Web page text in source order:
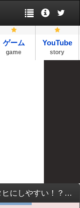
ゲーム
game
YouTube
story
【緊急】『コレ』が弱い男性は「早タヒにしやすい！？」とんでもない研究論文が話題にｗｗｗｗｗｗｗｗｗｗｗｗ